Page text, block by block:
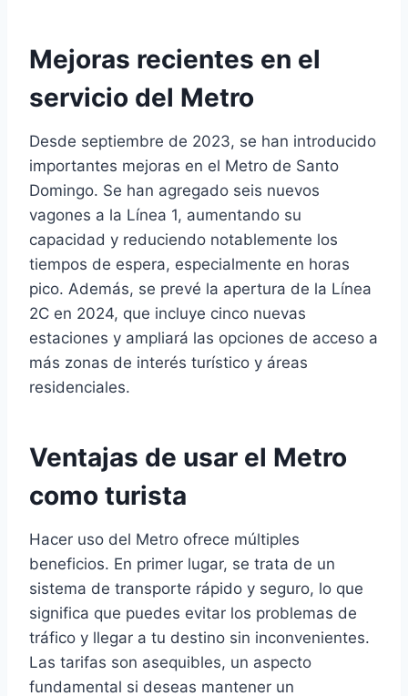
Mejoras recientes en el
servicio del Metro
Desde septiembre de 2023, se han introducido
importantes mejoras en el Metro de Santo
Domingo. Se han agregado seis nuevos
vagones a la Línea 1, aumentando su
capacidad y reduciendo notablemente los
tiempos de espera, especialmente en horas
pico. Además, se prevé la apertura de la Línea
2C en 2024, que incluye cinco nuevas
estaciones y ampliará las opciones de acceso a
más zonas de interés turístico y áreas
residenciales.
Ventajas de usar el Metro
como turista
Hacer uso del Metro ofrece múltiples
beneficios. En primer lugar, se trata de un
sistema de transporte rápido y seguro, lo que
significa que puedes evitar los problemas de
tráfico y llegar a tu destino sin inconvenientes.
Las tarifas son asequibles, un aspecto
fundamental si deseas mantener un